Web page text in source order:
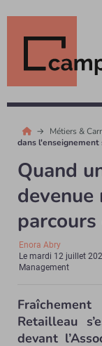
Métiers &
dans l'enseignement
Quand
Enora Abry
Lemardi 12 juillet
Management
Retailleau
devant